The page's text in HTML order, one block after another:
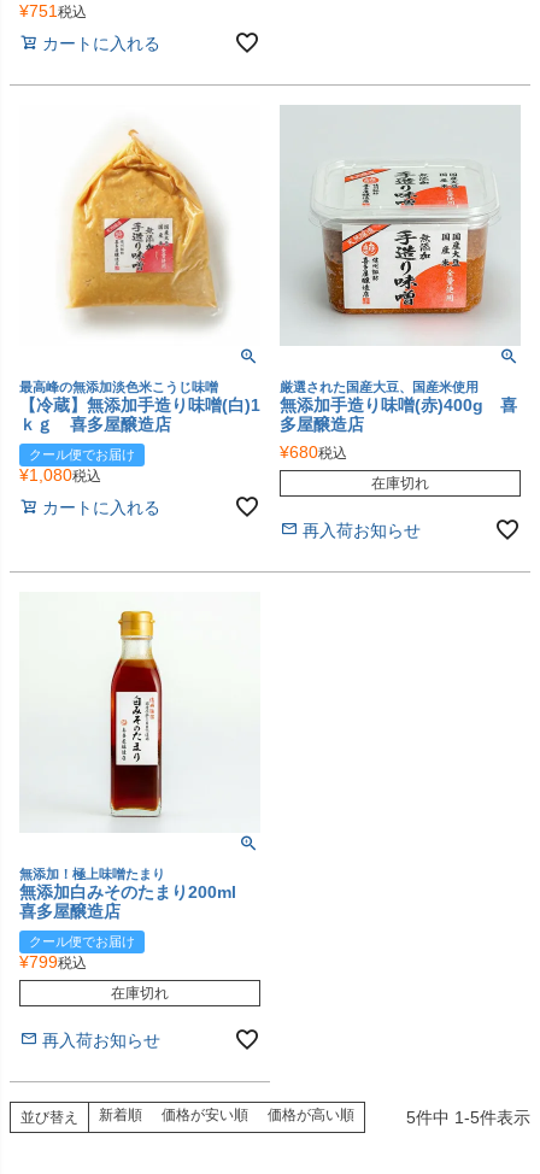
¥751 税込
カートに入れる
最高峰の無添加淡色米こうじ味噌
【冷蔵】無添加手造り味噌(白)1
ｋｇ 喜多屋醸造店
クール便でお届け
¥1,080税込
カートに入れる
厳選された国産大豆、国産米使用
無添加手造り味噌(赤)400g 喜
多屋醸造店
¥680税込
在庫切れ
再入荷お知らせ
無添加！極上味噌たまり
無添加白みそのたまり200ml
喜多屋醸造店
クール便でお届け
¥799税込
在庫切れ
再入荷お知らせ
並び替え 新着順 価格が安い順 価格が高い順 5件中 1-5件表示